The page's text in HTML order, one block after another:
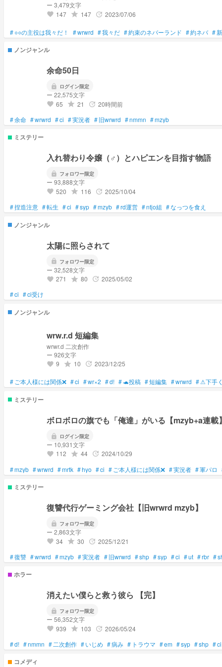
ー 3,479文字
favorite 147 grade 147 update 2023/07/06
#○○の主役は我々だ！ #wrwrd #我々だ #約束のネバーランド #約ネバ #
ノンジャンル
余命50日
lock ログイン限定
ー 22,575文字
favorite 65 grade 21 update 20時間前
#余命 #wrwrd #ci #実況者 #旧wrwrd #nmmn #mzyb
ミステリー
入れ替わり令嬢（♂）とハピエンを目指す物語
lock フォロワー限定
ー 93,888文字
favorite 520 grade 116 update 2025/10/04
#捏造注意 #転生 #ci #syp #mzyb #rd運営 #ntjo組 #なっつを食え
ノンジャンル
太陽に照らされて
lock フォロワー限定
ー 32,528文字
favorite 271 grade 80 update 2025/05/02
#ci #ci受け
ノンジャンル
wrw.r.d 短編集
wrwr.d 二次創作
ー 926文字
favorite 9 grade 10 update 2023/12/25
# ご本人様には関係❌ #ci #wr×2 #d! #🐢投稿 #短編集 #wrwrd #⚠下手
ミステリー
ボロボロの旗でも「俺達」がいる【mzyb+a連載】
lock ログイン限定
ー 10,931文字
favorite 112 grade 44 update 2024/10/29
#mzyb #wrwrd #mrtk #hyo #ci # ご本人様には関係❌ #実況者 #軍パロ
ミステリー
復讐代行ゲーミング会社【旧wrwrd mzyb】
lock フォロワー限定
ー 2,863文字
favorite 34 grade 30 update 2025/12/21
#復讐 #wrwrd #mzyb #実況者 #旧wrwrd #shp #syp #ci #ut #rbr #
ホラー
消えたい僕らと救う彼ら 【完】
lock フォロワー限定
ー 56,352文字
favorite 939 grade 103 update 2026/05/24
#d! #nmmn #二次創作 #いじめ #病み # トラウマ #em #syp #shp #ci
コメディ